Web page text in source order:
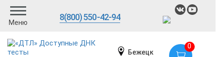
Меню
8(800) 550-42-94
Бежецк
0